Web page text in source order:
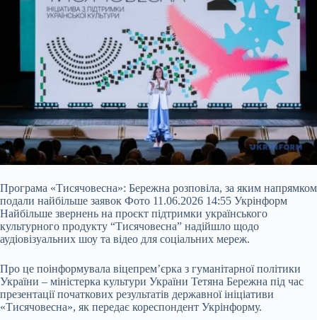
Програма «Тисячовесна»: Бережна розповіла, за яким напрямком
подали найбільше заявок Фото 11.06.2026 14:55 Укрінформ
Найбільше звернень на проєкт підтримки українського
культурного продукту “Тисячовесна” надійшло щодо
аудіовізуальних шоу та відео для соціальних мереж.
Про це поінформувала віцепрем’єрка з гуманітарної політики
України – міністерка культури України Тетяна Бережна під час
презентації початкових результатів державної ініціативи
«Тисячовесна», як передає кореспондент Укрінформу.